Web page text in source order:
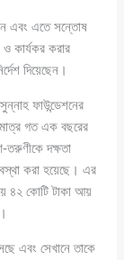
এবং এতে সন্তোষ
কার্যকর করার
দিয়েছেন।
ফাউন্ডেশনের
গত এক বছরের
তরুণীকে দক্ষতা
করা হয়েছে। এর
৪২ কোটি টাকা আয়
এবং সেখানে তাকে